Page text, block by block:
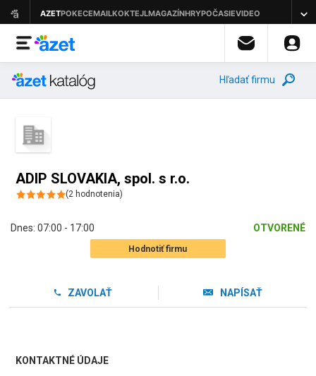
Hľadať firmu
ADIP SLOVAKIA, spol. s r.o.
(2 hodnotenia)
Dnes: 07:00 - 17:00 OTVORENÉ
Hodnotiť firmu
ZAVOLAŤ NAPÍSAŤ
KONTAKTNÉ ÚDAJE